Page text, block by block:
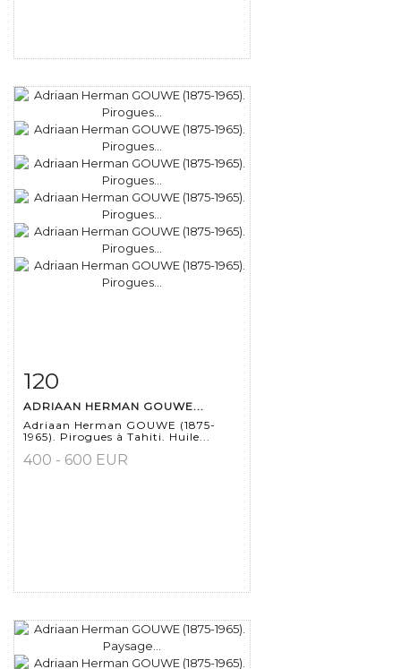
Fiche détaillée
120
ADRIAAN HERMAN GOUWE...
Adriaan Herman GOUWE (1875-
1965). Pirogues à Tahiti. Huile...
400 - 600 EUR